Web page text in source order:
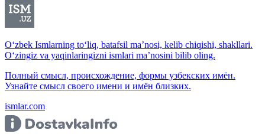
O‘zbek Ismlarning to‘liq, batafsil ma’nosi, kelib chiqishi, shakllari.
O‘zingiz va yaqinlaringizni ismlari ma’nosini bilib oling.
Полный смысл, происхождение, формы узбекских имён.
Узнайте смысл своего имени и имён близких.
ismlar.com